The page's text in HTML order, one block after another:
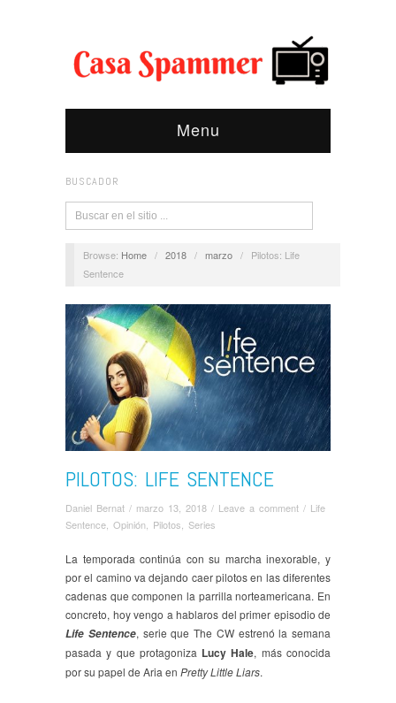
Menu
BUSCADOR
Browse: Home / 2018 / marzo /
Pilotos: Life
Sentence
PILOTOS: LIFE SENTENCE
Daniel Bernat / marzo 13, 2018 / Leave a comment / Life
Sentence Opinión Pilotos Series
La temporada continúa con su marcha inexorable, y
por el camino va dejando caer pilotos en las diferentes
cadenas que componen la parrilla norteamericana. En
concreto, hoy vengo a hablaros del primer episodio de
Life Sentence, serie que The CW estrenó la semana
pasada y que protagoniza Lucy Hale, más conocida
por su papel de Aria en Pretty Little Liars.